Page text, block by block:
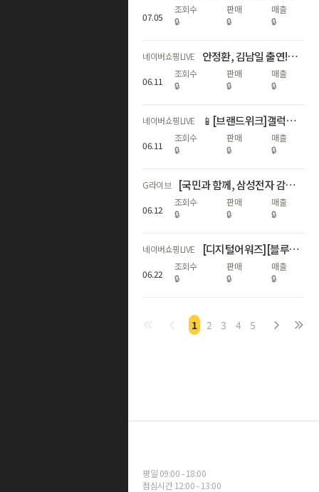
07.05
조회수
🔒
판매
🔒
매출
🔒
네이버쇼핑LIVE 안정환, 김남일 출연!갤럭시 S26 국민과 함께, 삼성전자 감사 페스티벌
06.11
조회수
🔒
판매
🔒
매출
🔒
네이버쇼핑LIVE 📱[브랜드위크]갤럭시 자급제 전모델 쇼마젠시 추가적립 라이브📱
06.11
조회수
🔒
판매
🔒
매출
🔒
G라이브 [국민과 함께, 삼성전자 감사 페스티벌] 갤럭시다품목
06.12
조회수
🔒
판매
🔒
매출
🔒
네이버쇼핑LIVE [디지털어워즈][블루밍] 🎉갤럭시 S26 시리즈 자급제폰 라이브🎉
06.22
조회수
🔒
판매
🔒
매출
🔒
1 2 3 4 5
평일 09:00 - 18:00
점심시간 12:00 - 13:00